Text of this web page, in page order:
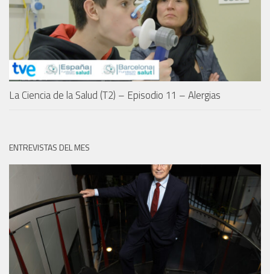
La Ciencia de la Salud (T2) – Episodio 11 – Alergias
ENTREVISTAS DEL MES